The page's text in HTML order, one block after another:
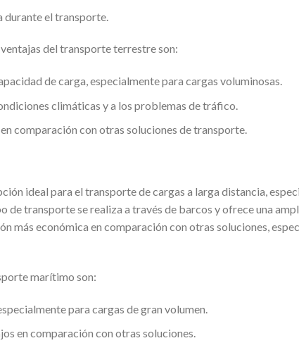
el transporte.
del transporte terrestre son:
de carga, especialmente para cargas voluminosas.
climáticas y a los problemas de tráfico.
comparación con otras soluciones de transporte.
ideal para el transporte de cargas a larga distancia,
de transporte se realiza a través de barcos y ofrece una
más económica en comparación con otras soluciones,
marítimo son:
para cargas de gran volumen.
en comparación con otras soluciones.